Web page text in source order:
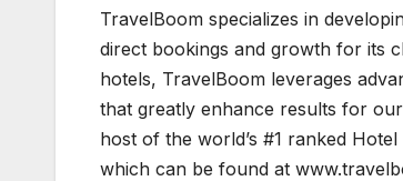
TravelBoom specializes in
direct bookings and growth for its
hotels, TravelBoom leverages
that greatly enhance results for
host of the world’s #1 ranked
which can be found at